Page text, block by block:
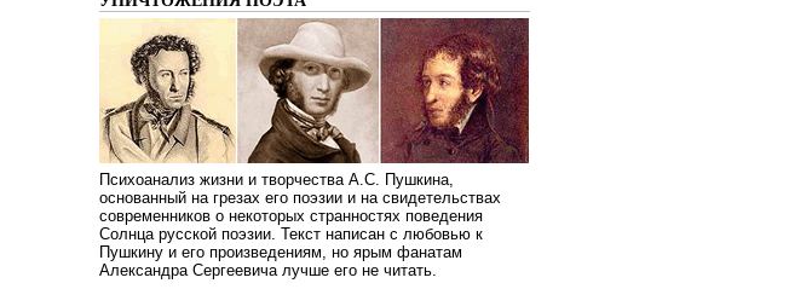
Психоанализ жизни и творчества А.С. Пушкина,
основанный на грезах его поэзии и на свидетельствах
современников о некоторых странностях поведения
Солнца русской поэзии. Текст написан с любовью к
Пушкину и его произведениям, но ярым фанатам
Александра Сергеевича лучше его не читать.